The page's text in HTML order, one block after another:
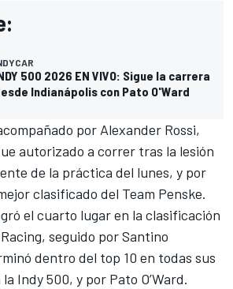
500 2026 EN VIVO: Sigue la carrera
Indianápolis con Pato O'Ward
por Alexander Rossi,
autorizado a correr tras la lesión
de la práctica del lunes, y por
clasificado del Team Penske.
el cuarto lugar en la clasificación
seguido porSantino
dentro del top 10 en todas sus
Indy 500, y por Pato O’Ward.